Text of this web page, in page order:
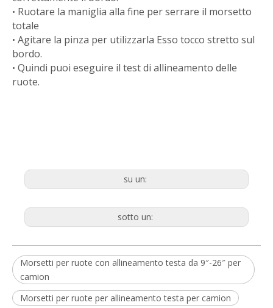
• Ruotare la maniglia alla fine per serrare il morsetto
totale
• Agitare la pinza per utilizzarla Esso tocco stretto sul
bordo.
• Quindi puoi eseguire il test di allineamento delle
ruote.
su un:
sotto un:
Morsetti per ruote con allineamento testa da 9″-26″ per
camion
Morsetti per ruote per allineamento testa per camion